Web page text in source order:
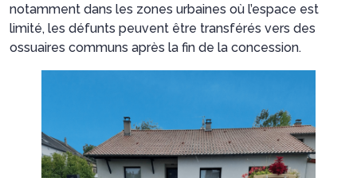
notamment dans les zones urbaines où l’espace est
limité, les défunts peuvent être transférés vers des
ossuaires communs après la fin de la concession.